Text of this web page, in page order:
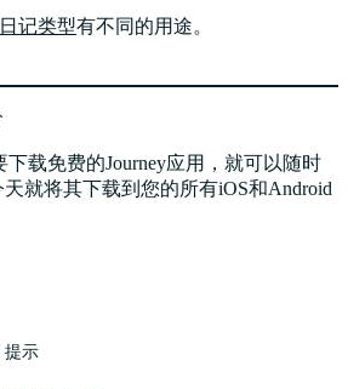
日记类型有不同的用途。
载免费的Journey应用，就可以随时
就将其下载到您的所有iOS和Android
提示